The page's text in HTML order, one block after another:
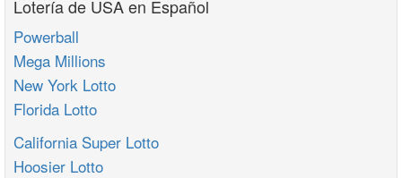
Lotería de USA en Español
Powerball
Mega Millions
New York Lotto
Florida Lotto
California Super Lotto
Hoosier Lotto